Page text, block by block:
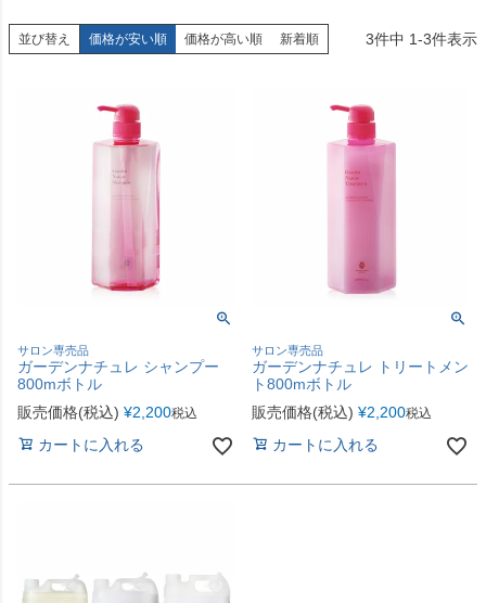
並び替え 価格が安い順 価格が高い順 新着順 3件中 1-3件表示
サロン専売品
ガーデンナチュレ シャンプー
800mボトル
販売価格(税込) ¥2,200税込
カートに入れる
サロン専売品
ガーデンナチュレ トリートメン
ト800mボトル
販売価格(税込) ¥2,200税込
カートに入れる